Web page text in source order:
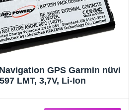
GPS Garmin nüvi
LMT, 3,7V, Li-Ion